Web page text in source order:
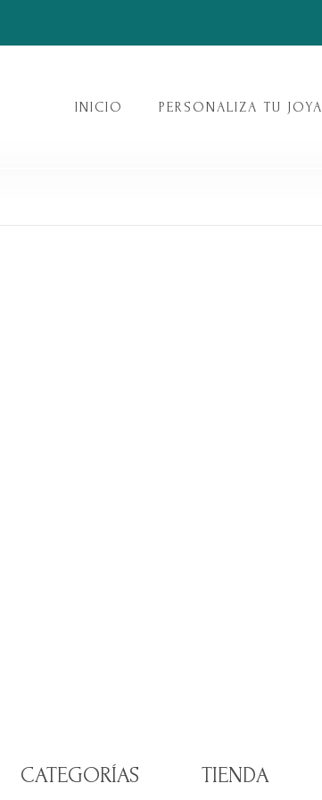
INICIO PERSONALIZA TU JOYA
CATEGORÍAS TIENDA